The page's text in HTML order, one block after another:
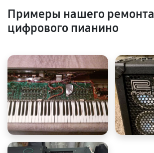
Примеры нашего ремонта
цифрового пианино